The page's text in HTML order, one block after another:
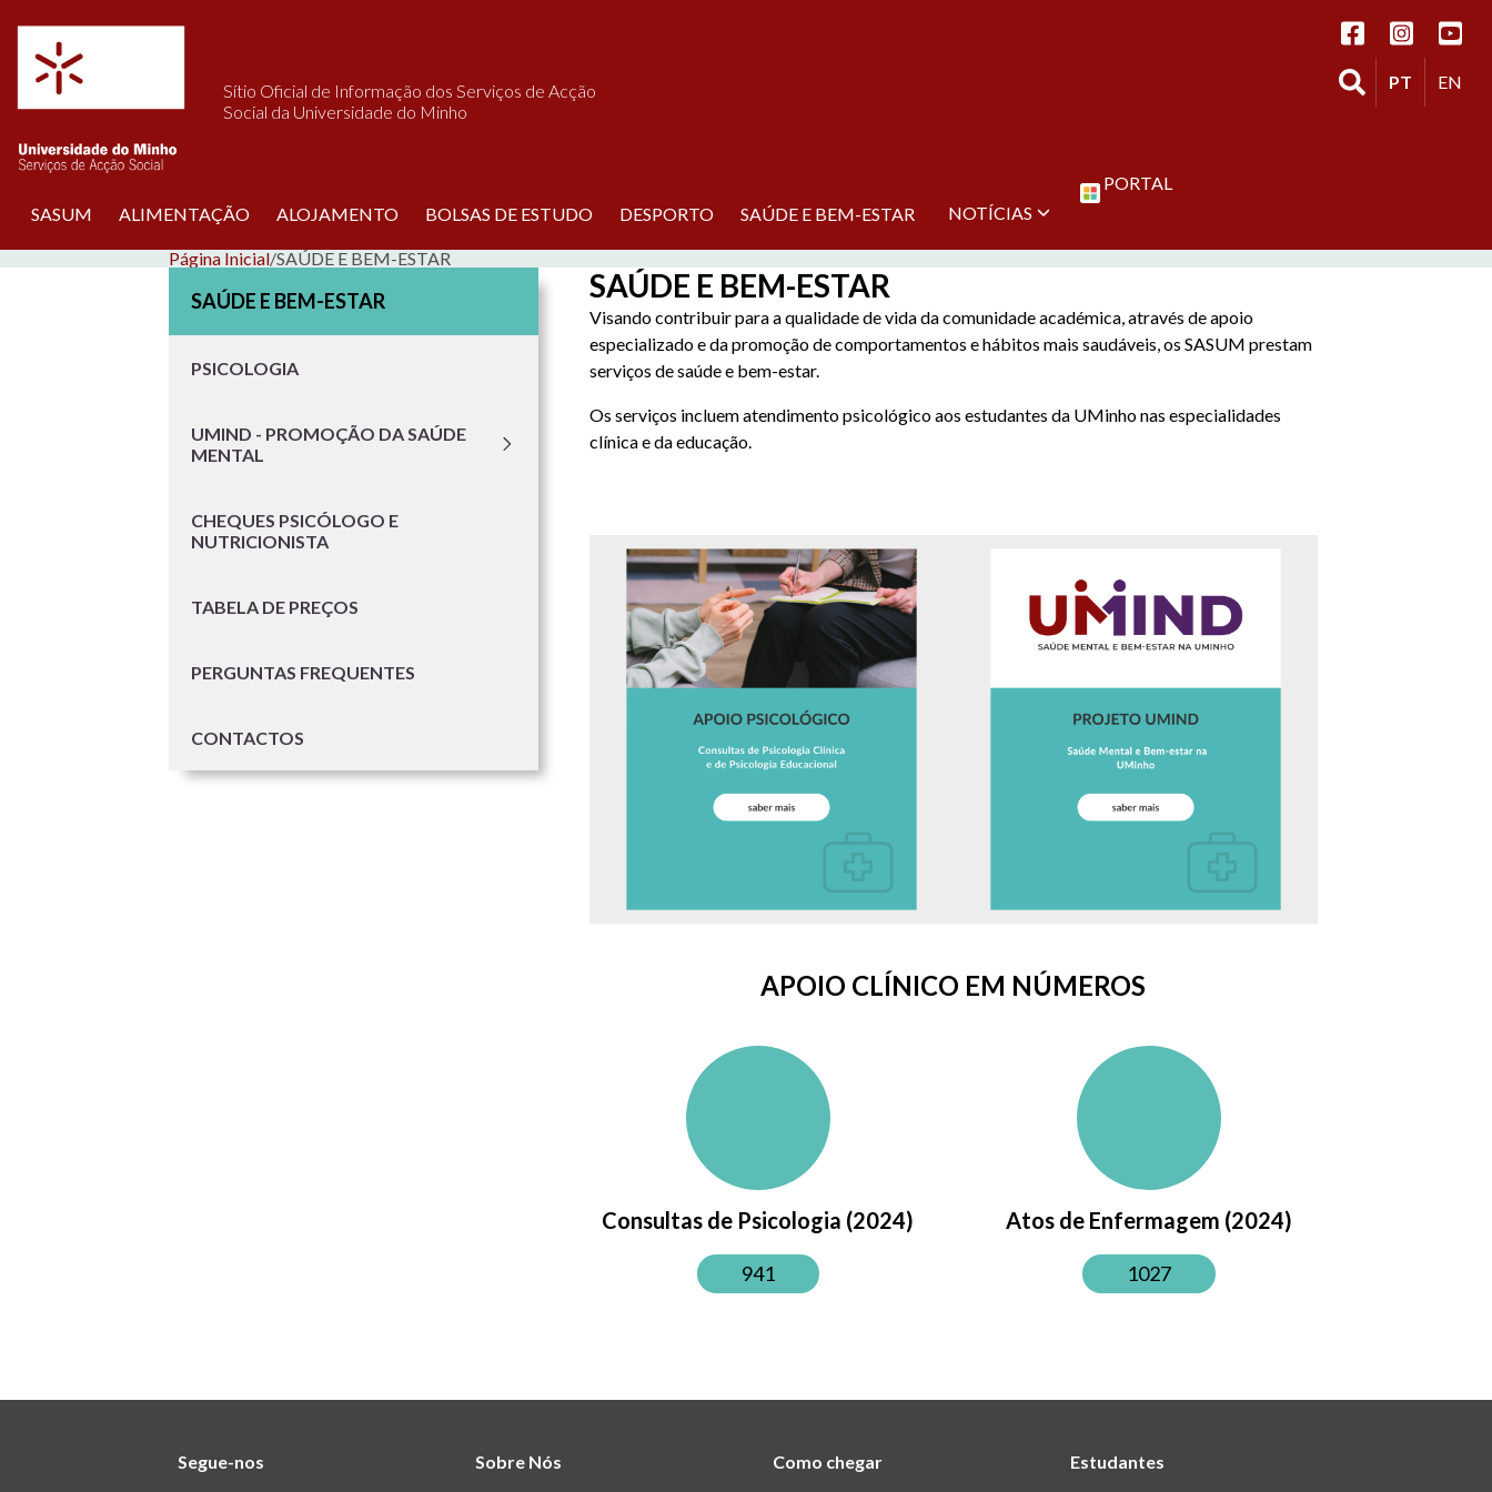
Sítio Oficial de Informação dos Serviços de Acção
Social da Universidade do Minho
SASUM ALIMENTAÇÃO ALOJAMENTO BOLSAS DE ESTUDO DESPORTO SAÚDE E BEM-ESTAR NOTÍCIAS
PORTAL
Seguir os SASUM
Seguir os
Ir para a página de
Trocar
PT EN
Página Inicial/SAÚDE E BEM-ESTAR
SAÚDE E BEM-ESTAR
PSICOLOGIA
UMIND - PROMOÇÃO DA SAÚDE
MENTAL
CHEQUES PSICÓLOGO E
NUTRICIONISTA
TABELA DE PREÇOS
PERGUNTAS FREQUENTES
CONTACTOS
SAÚDE E BEM-ESTAR
Visando contribuir para a qualidade de vida da comunidade académica, através de apoio
especializado e da promoção de comportamentos e hábitos mais saudáveis, os SASUM prestam
serviços de saúde e bem-estar.
Os serviços incluem atendimento psicológico aos estudantes da UMinho nas especialidades
clínica e da educação.
APOIO CLÍNICO EM NÚMEROS
Consultas de Psicologia (2024)
941
Atos de Enfermagem (2024)
1027
Segue-nos Sobre Nós Como chegar Estudantes